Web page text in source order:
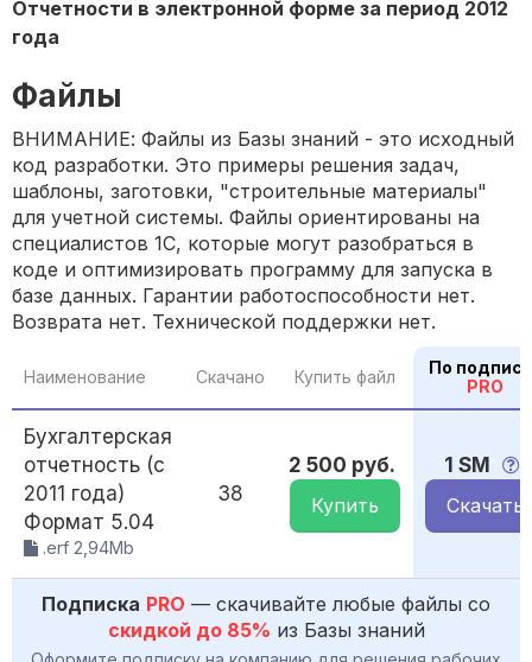
Отчетности в электронной форме за период 2012
года
Файлы
ВНИМАНИЕ: Файлы из Базы знаний - это исходный
код разработки. Это примеры решения задач,
шаблоны, заготовки, "строительные материалы"
для учетной системы. Файлы ориентированы на
специалистов 1С, которые могут разобраться в
коде и оптимизировать программу для запуска в
базе данных. Гарантии работоспособности нет.
Возврата нет. Технической поддержки нет.
Наименование Скачано Купить файл
По
PRO
Бухгалтерская
отчетность (с
2011 года)
Формат 5.04
.erf 2,94Mb
38
2 500 руб.
Купить
1 SM
Скачать
Подписка PRO — скачивайте любые файлы со
скидкой до 85% из Базы знаний